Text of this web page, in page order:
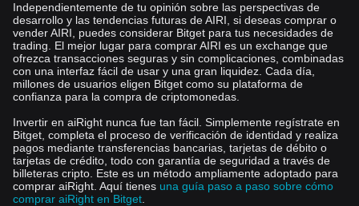
Independientemente de tu opinión sobre las perspectivas de
desarrollo y las tendencias futuras de AIRI, si deseas comprar o
vender AIRI, puedes considerar Bitget para tus necesidades de
trading. El mejor lugar para comprar AIRI es un exchange que
ofrezca transacciones seguras y sin complicaciones, combinadas
con una interfaz fácil de usar y una gran liquidez. Cada día,
millones de usuarios eligen Bitget como su plataforma de
confianza para la compra de criptomonedas.
Invertir en aiRight nunca fue tan fácil. Simplemente regístrate en
Bitget, completa el proceso de verificación de identidad y realiza
pagos mediante transferencias bancarias, tarjetas de débito o
tarjetas de crédito, todo con garantía de seguridad a través de
billeteras cripto. Este es un método ampliamente adoptado para
comprar aiRight. Aquí tienes una guía paso a paso sobre cómo
comprar aiRight en Bitget